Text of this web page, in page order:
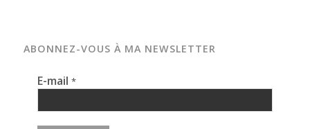
ABONNEZ-VOUS À MA NEWSLETTER
E-mail *